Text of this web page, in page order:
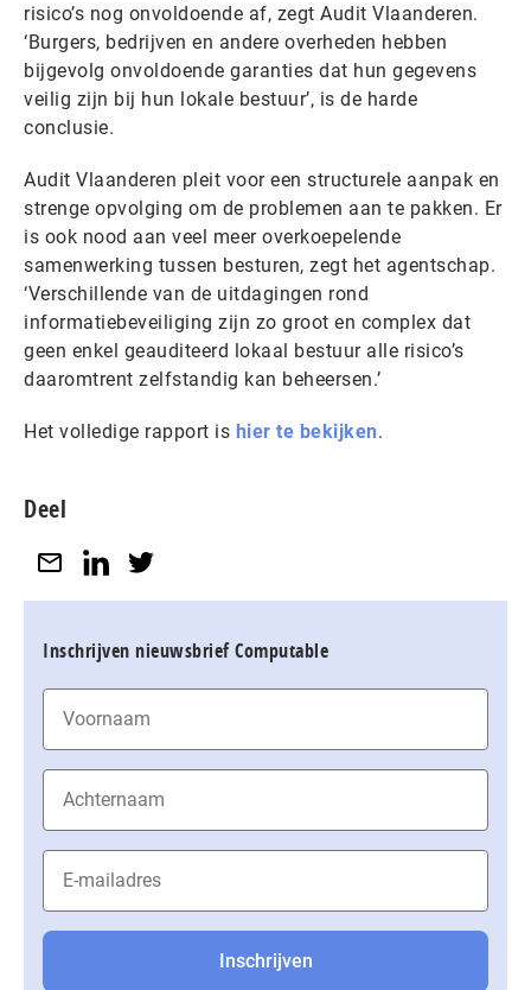
risico’s nog onvoldoende af, zegt Audit Vlaanderen.
‘Burgers, bedrijven en andere overheden hebben
bijgevolg onvoldoende garanties dat hun gegevens
veilig zijn bij hun lokale bestuur’, is de harde
conclusie.
Audit Vlaanderen pleit voor een structurele aanpak en
strenge opvolging om de problemen aan te pakken. Er
is ook nood aan veel meer overkoepelende
samenwerking tussen besturen, zegt het agentschap.
‘Verschillende van de uitdagingen rond
informatiebeveiliging zijn zo groot en complex dat
geen enkel geauditeerd lokaal bestuur alle risico’s
daaromtrent zelfstandig kan beheersen.’
Het volledige rapport is hier te bekijken.
Deel
Inschrijven nieuwsbrief Computable